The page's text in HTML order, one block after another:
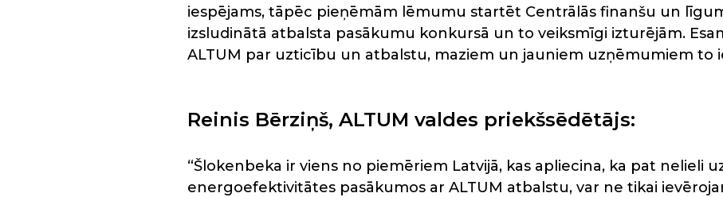
iespējams, tāpēc pieņēmām lēmumu startēt Centrālās finanšu un
izsludinātā atbalsta pasākumu konkursā un to veiksmīgi izturējām.
ALTUM par uzticību un atbalstu, maziem un jauniem uzņēmumiem to
Reinis Bērziņš, ALTUM valdes priekšsēdētājs:
“Šlokenbeka ir viens no piemēriem Latvijā, kas apliecina, ka pat nelieli
energoefektivitātes pasākumos ar ALTUM atbalstu, var ne tikai